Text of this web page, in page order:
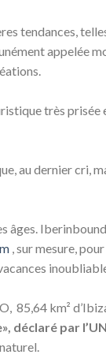
tendances,
appelée
très prisée
au dernier cri,
âges.
, sur mesure,
85,64 km²
déclaré par